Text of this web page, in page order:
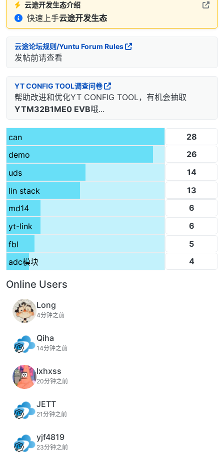
云途开发生态介绍
快速上手云途开发生态
云途论坛规则/Yuntu Forum Rules
发帖前请查看
YT CONFIG TOOL调查问卷
帮助改进和优化YT CONFIG TOOL，有机会抽取
YTM32B1ME0 EVB哦...
can
28
demo
26
uds
14
lin stack
13
md14
6
yt-link
6
fbl
5
adc模块
4
Online Users
Long
4分钟之前
Qiha
14分钟之前
lxhxss
20分钟之前
JETT
21分钟之前
yjf4819
23分钟之前